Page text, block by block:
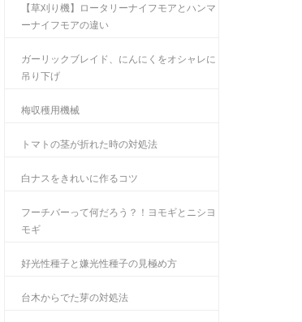
【草刈り機】ロータリーナイフモアとハンマ
ーナイフモアの違い
ガーリックブレイド、にんにくをオシャレに
吊り下げ
梅収穫用機械
トマトの茎が折れた時の対処法
白ナスをきれいに作るコツ
フーチバーって何だろう？！ヨモギとニシヨ
モギ
好光性種子と嫌光性種子の見極め方
台木からでた芽の対処法